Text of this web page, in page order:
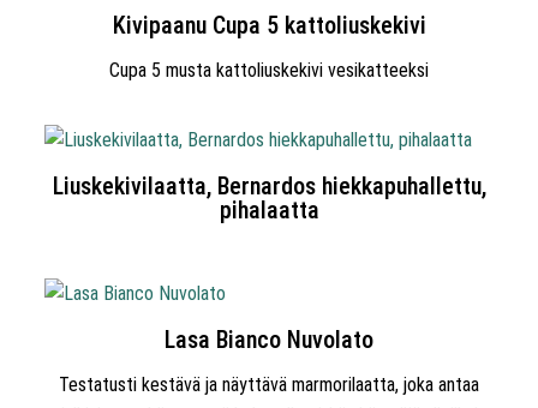
Kivipaanu Cupa 5 kattoliuskekivi
Cupa 5 musta kattoliuskekivi vesikatteeksi
Liuskekivilaatta, Bernardos hiekkapuhallettu,
pihalaatta
Lasa Bianco Nuvolato
Testatusti kestävä ja näyttävä marmorilaatta, joka antaa